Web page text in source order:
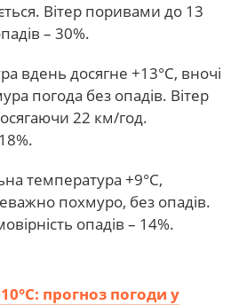
Вітер поривами до 13
– 30%.
вдень досягне +13°С, вночі
погода без опадів. Вітер
22 км/год.
температура +9°С,
похмуро, без опадів.
опадів – 14%.
прогноз погоди у